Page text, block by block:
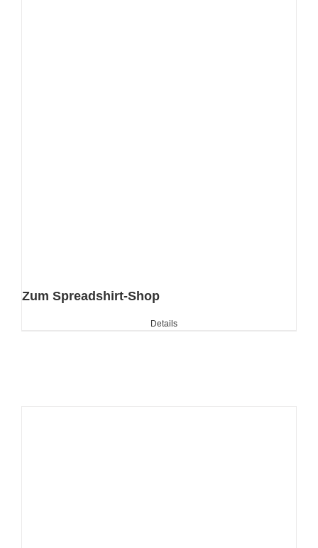
Zum Spreadshirt-Shop
Details